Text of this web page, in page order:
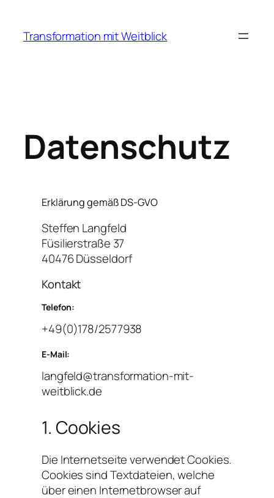
springen
Transformation mit Weitblick
Datenschutz
Erklärung gemäß DS-GVO
Steffen Langfeld
Füsilierstraße 37
40476 Düsseldorf
Kontakt
Telefon:
+49(0)178/2577938
E-Mail:
langfeld@transformation-mit-
weitblick.de
1. Cookies
Die Internetseite verwendet Cookies.
Cookies sind Textdateien, welche
über einen Internetbrowser auf